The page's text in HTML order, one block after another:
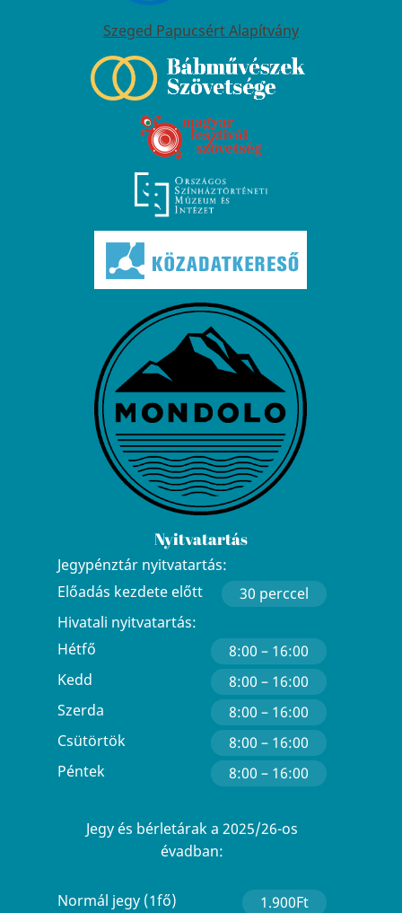
Szeged Papucsért Alapítvány
Nyitvatartás
Jegypénztár nyitvatartás:
Előadás kezdete előtt
30 perccel
Hivatali nyitvatartás:
Hétfő
8:00 – 16:00
Kedd
8:00 – 16:00
Szerda
8:00 – 16:00
Csütörtök
8:00 – 16:00
Péntek
8:00 – 16:00
Jegy és bérletárak a 2025/26-os
évadban:
Normál jegy (1fő)
1.900Ft